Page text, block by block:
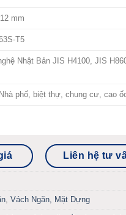
mm
T5
Nhật Bản JIS H4100, JIS
phố, biệt thự, chung cư, cao
Liên hệ tư
Vách Ngăn, Mặt Dựng